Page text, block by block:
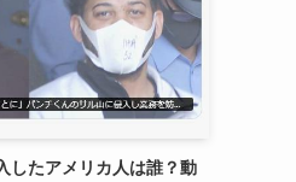
したアメリカ人は誰？動